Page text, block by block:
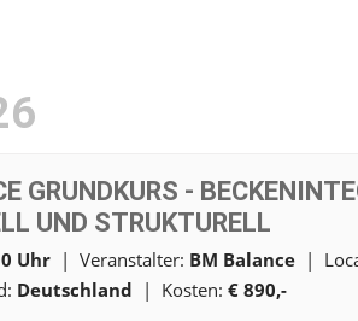
GRUNDKURS -
UND STRUKTURELL
Uhr | Veranstalter: BM Balance |
Deutschland | Kosten: € 890,-